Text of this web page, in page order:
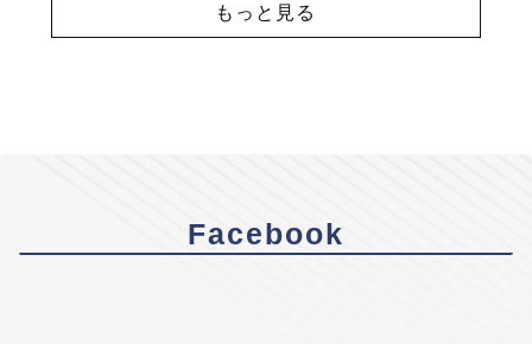
もっと見る
Facebook